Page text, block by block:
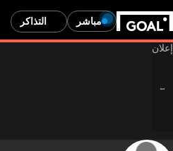
مباشر التذاكر